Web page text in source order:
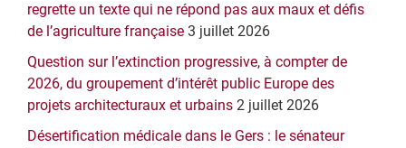
regrette un texte qui ne répond pas aux maux et défis
de l’agriculture française 3 juillet 2026
Question sur l’extinction progressive, à compter de
2026, du groupement d’intérêt public Europe des
projets architecturaux et urbains 2 juillet 2026
Désertification médicale dans le Gers : le sénateur